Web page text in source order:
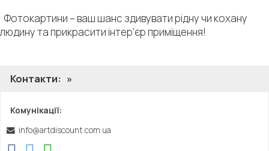
Фотокартини – ваш шанс здивувати рідну чи кохану
людину та прикрасити інтер'єр приміщення!
Контакти: »
Комунікації:
info@artdiscount.com.ua